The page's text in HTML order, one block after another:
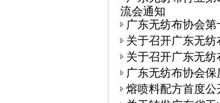
流会通知
广东无纺布协会
关于召开广东无
关于召开广东无
广东无纺布协会
熔喷料配方首度